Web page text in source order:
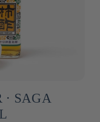
SAGA